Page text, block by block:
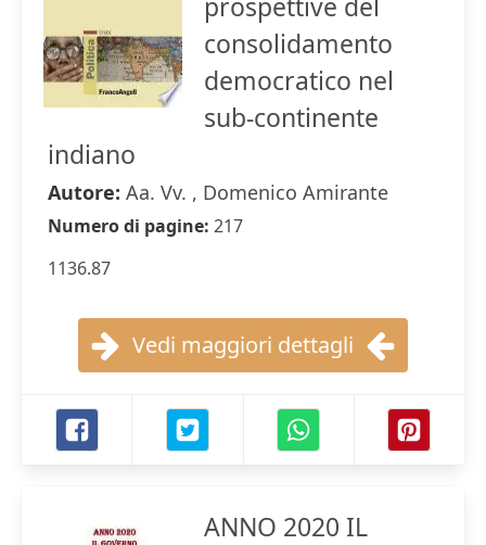
consolidamento
democratico nel
sub-continente
indiano
Autore: Aa. Vv. , Domenico Amirante
Numero di pagine: 217
1136.87
Vedi maggiori dettagli
ANNO 2020 IL